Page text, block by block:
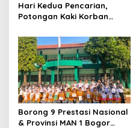
Hari Kedua Pencarian,
Potongan Kaki Korban
Ditemukan
Borong 9 Prestasi Nasional
& Provinsi MAN 1 Bogor